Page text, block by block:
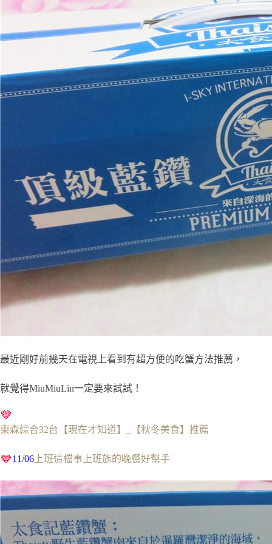
最近剛好前幾天在電視上看到有超方便的吃蟹方法推薦，
就覺得MiuMiuLin一定要來試試！
東森綜合32台【現在才知道】_【秋冬美食】推薦
11/06 上班這檔事上班族的晚餐好幫手